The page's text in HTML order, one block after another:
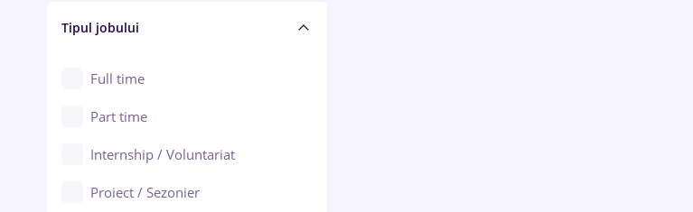
Arad
Baia Mare
Bârlad
Bistrița (Bistrița-Năsăud)
Asigurări
Au pair / Babysitter / Curățenie
Audit / Consultanță
Auto / Echipamente
Automatizări
Tipul jobului
Full time
Part time
Internship / Voluntariat
Proiect / Sezonier